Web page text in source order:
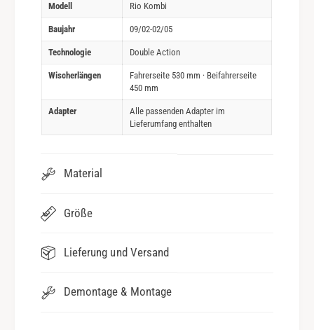
Modell Rio Kombi
Baujahr 09/02-02/05
Technologie Double Action
Wischerlängen
Fahrerseite 530 mm · Beifahrerseite
450 mm
Adapter
Alle passenden Adapter im
Lieferumfang enthalten
Material
Größe
Lieferung und Versand
Demontage & Montage